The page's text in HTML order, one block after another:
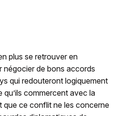
plus se retrouver en
négocier de bons accords
qui redouteront logiquement
commercent avec la
que ce conflit ne les concerne